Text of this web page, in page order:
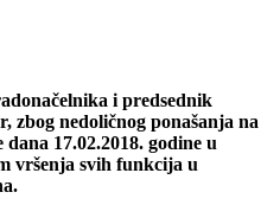
i predsednik
zbog nedoličnog ponašanja na
17.02.2018. godine u
vršenja svih funkcija u